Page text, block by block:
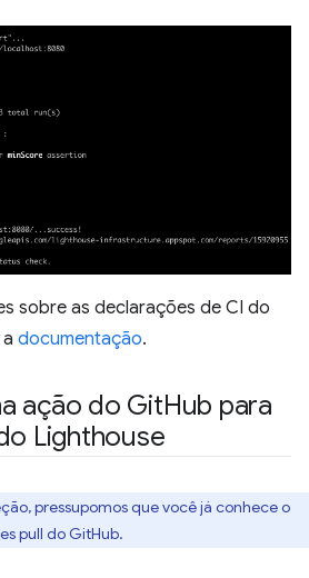
sobre as declarações de CI do
documentação.
ação do GitHub para
Lighthouse
pressupomos que você já conhece o
pull do GitHub.